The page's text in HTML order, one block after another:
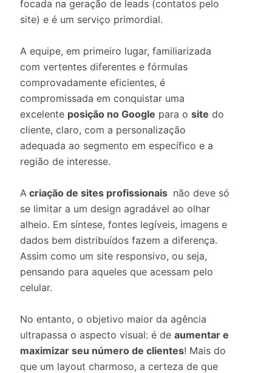
focada na geração de leads (contatos pelo
site) e é um serviço primordial.
A equipe, em primeiro lugar, familiarizada
com vertentes diferentes e fórmulas
comprovadamente eficientes, é
compromissada em conquistar uma
excelente posição no Google para o site do
cliente, claro, com a personalização
adequada ao segmento em específico e a
região de interesse.
A criação de sites profissionais não deve só
se limitar a um design agradável ao olhar
alheio. Em síntese, fontes legíveis, imagens e
dados bem distribuídos fazem a diferença.
Assim como um site responsivo, ou seja,
pensando para aqueles que acessam pelo
celular.
No entanto, o objetivo maior da agência
ultrapassa o aspecto visual: é de aumentar e
maximizar seu número de clientes! Mais do
que um layout charmoso, a certeza de que